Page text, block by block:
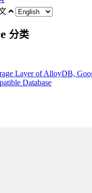
分类
Layer of AlloyDB,
Database